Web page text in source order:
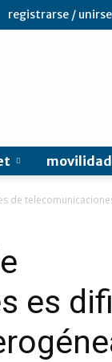
registrarse / unirse
de
es